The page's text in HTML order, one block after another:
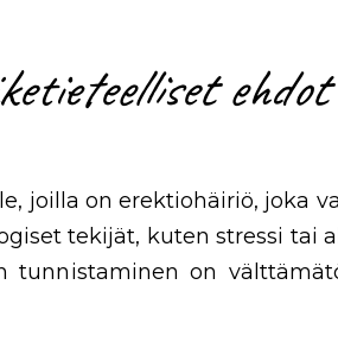
ehdot
joilla on erektiohäiriö, joka
tekijät, kuten stressi tai
tunnistaminen on